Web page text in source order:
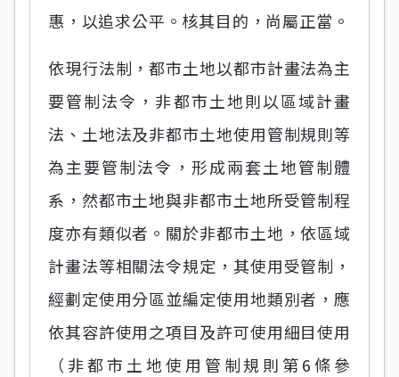
惠，以追求公平。核其目的，尚屬正當。
依現行法制，都市土地以都市計畫法為主
要管制法令，非都市土地則以區域計畫
法、土地法及非都市土地使用管制規則等
為主要管制法令，形成兩套土地管制體
系，然都市土地與非都市土地所受管制程
度亦有類似者。關於非都市土地，依區域
計畫法等相關法令規定，其使用受管制，
經劃定使用分區並編定使用地類別者，應
依其容許使用之項目及許可使用細目使用
（非都市土地使用管制規則第6條參